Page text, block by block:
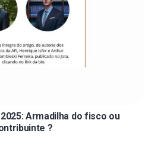
Armadilha do fisco ou
?